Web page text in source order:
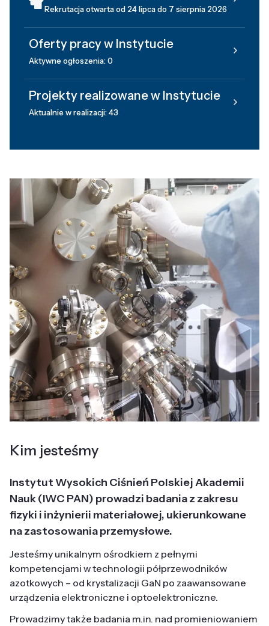
Rekrutacja otwarta od 24 lipca do 7 sierpnia 2026
Oferty pracy w Instytucie
Aktywne ogłoszenia: 0
Projekty realizowane w Instytucie
Aktualnie w realizacji: 43
Kim jesteśmy
Instytut Wysokich Ciśnień Polskiej Akademii
Nauk (IWC PAN) prowadzi badania z zakresu
fizyki i inżynierii materiałowej, ukierunkowane
na zastosowania przemysłowe.
Jesteśmy unikalnym ośrodkiem z pełnymi
kompetencjami w technologii półprzewodników
azotkowych – od krystalizacji GaN po zaawansowane
urządzenia elektroniczne i optoelektroniczne.
Prowadzimy także badania m.in. nad promieniowaniem